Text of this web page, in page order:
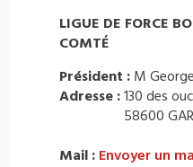
LIGUE DE FORCE
COMTÉ
Président : M
Adresse :130 des
58600
Mail : Envoyer un